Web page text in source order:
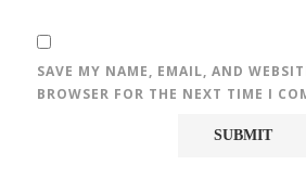
SAVE MY NAME, EMAIL, AND
BROWSER FOR THE NEXT TIME I